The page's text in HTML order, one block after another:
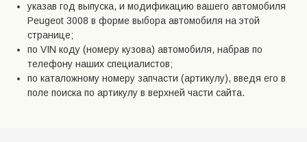
указав год выпуска, и модификацию вашего автомобиля
Peugeot 3008 в форме выбора автомобиля на этой
странице;
по VIN коду (номеру кузова) автомобиля, набрав по
телефону наших специалистов;
по каталожному номеру запчасти (артикулу), введя его в
поле поиска по артикулу в верхней части сайта.